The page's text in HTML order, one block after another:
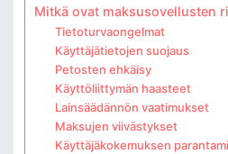
Mitkä ovat maksusovellusten
Tietoturvaongelmat
Käyttäjätietojen suojaus
Petosten ehkäisy
Käyttöliittymän haasteet
Lainsäädännön vaatimukset
Maksujen viivästykset
Käyttäjäkokemuksen